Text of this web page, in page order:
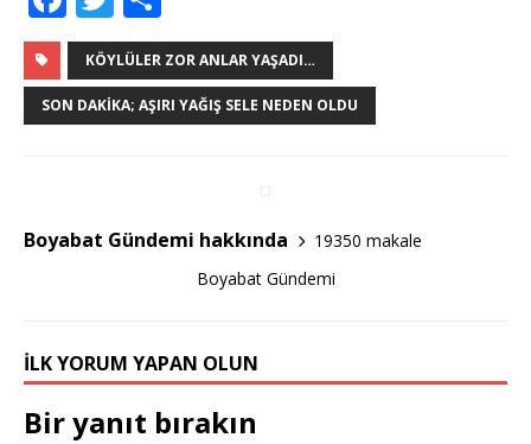
a
c
e
o
k
w
it
te
h
ar
e
KÖYLÜLER ZOR ANLAR YAŞADI…
SON DAKIKA; AŞIRI YAĞIŞ SELE NEDEN OLDU
Boyabat Gündemi hakkında
19350 makale
Boyabat Gündemi
İLK YORUM YAPAN OLUN
Bir yanıt bırakın